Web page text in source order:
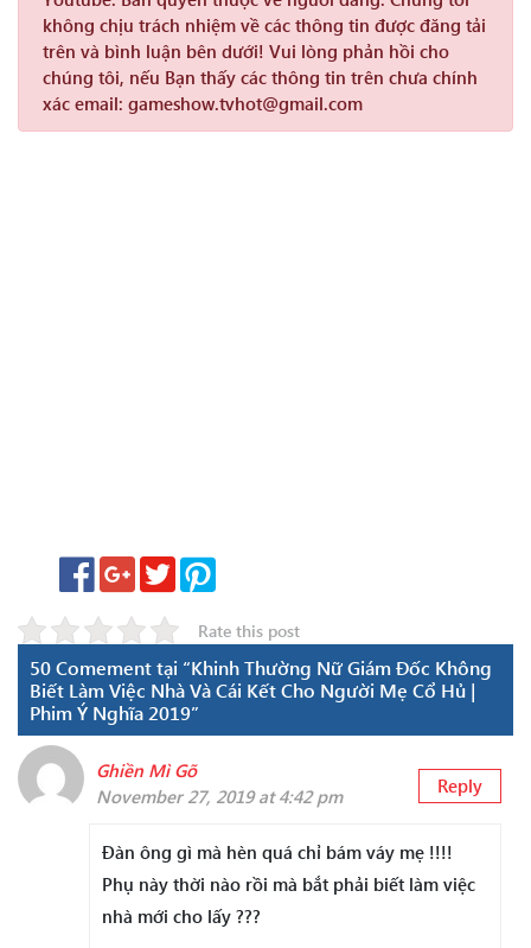
không chịu trách nhiệm về các thông tin được đăng tải
trên và bình luận bên dưới! Vui lòng phản hồi cho
chúng tôi, nếu Bạn thấy các thông tin trên chưa chính
xác email: gameshow.tvhot@gmail.com
Rate this post
50 Comement tại “Khinh Thường Nữ Giám Đốc Không
Biết Làm Việc Nhà Và Cái Kết Cho Người Mẹ Cổ Hủ |
Phim Ý Nghĩa 2019”
Ghiền Mì Gõ
November 27, 2019 at 4:42 pm
Reply
Đàn ông gì mà hèn quá chỉ bám váy mẹ !!!!
Phụ này thời nào rồi mà bắt phải biết làm việc
nhà mới cho lấy ???